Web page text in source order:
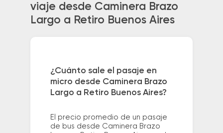
viaje desde Caminera Brazo
Largo a Retiro Buenos Aires
¿Cuánto sale el pasaje en
micro desde Caminera Brazo
Largo a Retiro Buenos Aires?
El precio promedio de un pasaje
de bus desde Caminera Brazo